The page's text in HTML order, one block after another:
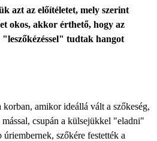
azt az előítéletet, mely szerint
okos, akkor érthető, hogy az
"leszőkézéssel" tudtak hangot
amikor ideállá vált a szőkeség,
csupán a külsejükkel "eladni"
szőkére festették a